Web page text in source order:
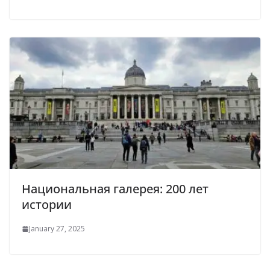
Национальная галерея: 200 лет
истории
January 27, 2025